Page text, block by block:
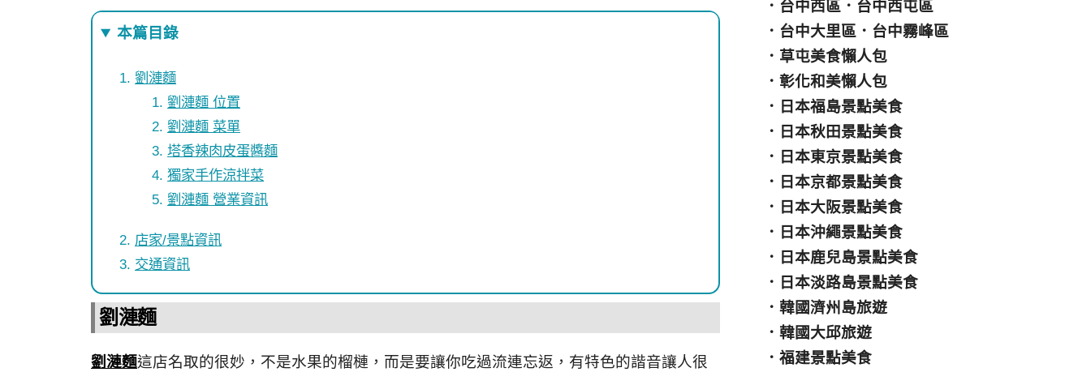
本篇目錄
劉漣麵
劉漣麵 位置
劉漣麵 菜單
塔香辣肉皮蛋醬麵
獨家手作涼拌菜
劉漣麵 營業資訊
店家/景點資訊
交通資訊
劉漣麵
劉漣麵這店名取的很妙，不是水果的榴槤，而是要讓你吃過流連忘返，有特色的諧音讓人很
． 台中西區 ． 台中西屯區
． 台中大里區 ． 台中霧峰區
． 草屯美食懶人包
．彰化和美懶人包
． 日本福島景點美食
． 日本秋田景點美食
． 日本東京景點美食
． 日本京都景點美食
． 日本大阪景點美食
． 日本沖繩景點美食
． 日本鹿兒島景點美食
． 日本淡路島景點美食
．韓國濟州島旅遊
．韓國大邱旅遊
．福建景點美食